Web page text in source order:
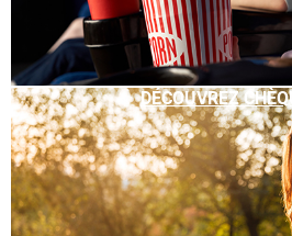
DÉCOUVREZ